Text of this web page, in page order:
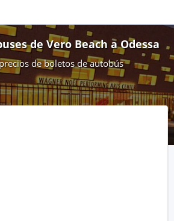
de Vero Beach a Odessa
de boletos de autobús